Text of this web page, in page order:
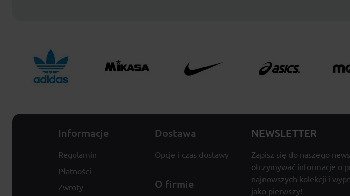
Informacje
Regulamin
Płatności
Zwroty
Dostawa
Opcje i czas dostawy
O firmie
NEWSLETTER
Zapisz się do naszego
otrzymywać informacje o
najnowszych kolekcji i
jako pierwszy!